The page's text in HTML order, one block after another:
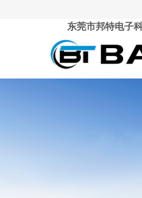
东莞市邦特电子